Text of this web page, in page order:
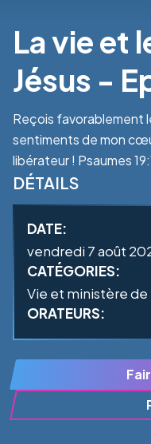
La vie et
Jésus -
Reçois favorablement
sentiments de mon
libérateur ! Psaumes
DÉTAILS
DATE:
vendredi 7 août
CATÉGORIES:
Vie et ministère de
ORATEURS: